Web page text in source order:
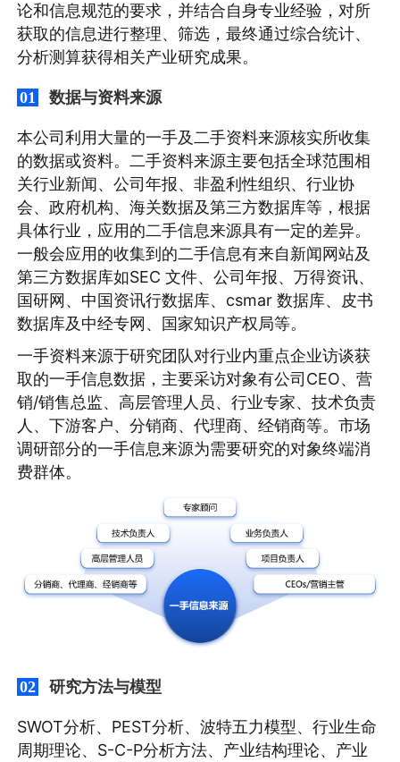
论和信息规范的要求，并结合自身专业经验，对所
获取的信息进行整理、筛选，最终通过综合统计、
分析测算获得相关产业研究成果。
01 数据与资料来源
本公司利用大量的一手及二手资料来源核实所收集
的数据或资料。二手资料来源主要包括全球范围相
关行业新闻、公司年报、非盈利性组织、行业协
会、政府机构、海关数据及第三方数据库等，根据
具体行业，应用的二手信息来源具有一定的差异。
一般会应用的收集到的二手信息有来自新闻网站及
第三方数据库如SEC 文件、公司年报、万得资讯、
国研网、中国资讯行数据库、csmar 数据库、皮书
数据库及中经专网、国家知识产权局等。
一手资料来源于研究团队对行业内重点企业访谈获
取的一手信息数据，主要采访对象有公司CEO、营
销/销售总监、高层管理人员、行业专家、技术负责
人、下游客户、分销商、代理商、经销商等。市场
调研部分的一手信息来源为需要研究的对象终端消
费群体。
02 研究方法与模型
SWOT分析、PEST分析、波特五力模型、行业生命
周期理论、S-C-P分析方法、产业结构理论、产业